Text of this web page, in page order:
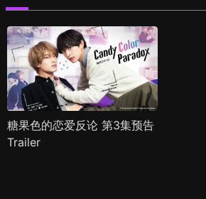
糖果色的恋爱反论 第3集预告
Trailer